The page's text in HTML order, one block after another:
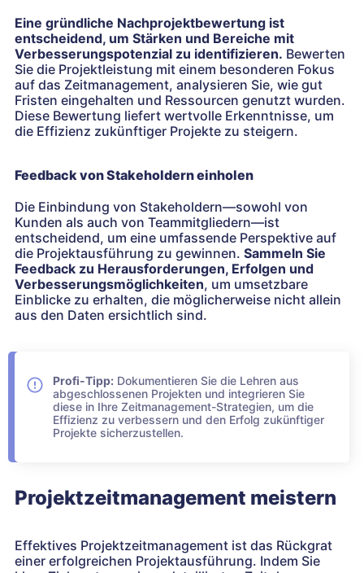
Eine gründliche Nachprojektbewertung ist
entscheidend, um Stärken und Bereiche mit
Verbesserungspotenzial zu identifizieren. Bewerten
Sie die Projektleistung mit einem besonderen Fokus
auf das Zeitmanagement, analysieren Sie, wie gut
Fristen eingehalten und Ressourcen genutzt wurden.
Diese Bewertung liefert wertvolle Erkenntnisse, um
die Effizienz zukünftiger Projekte zu steigern.
Feedback von Stakeholdern einholen
Die Einbindung von Stakeholdern—sowohl von
Kunden als auch von Teammitgliedern—ist
entscheidend, um eine umfassende Perspektive auf
die Projektausführung zu gewinnen. Sammeln Sie
Feedback zu Herausforderungen, Erfolgen und
Verbesserungsmöglichkeiten, um umsetzbare
Einblicke zu erhalten, die möglicherweise nicht allein
aus den Daten ersichtlich sind.
Profi-Tipp: Dokumentieren Sie die Lehren aus
abgeschlossenen Projekten und integrieren Sie
diese in Ihre Zeitmanagement-Strategien, um die
Effizienz zu verbessern und den Erfolg zukünftiger
Projekte sicherzustellen.
Projektzeitmanagement meistern
Effektives Projektzeitmanagement ist das Rückgrat
einer erfolgreichen Projektausführung. Indem Sie